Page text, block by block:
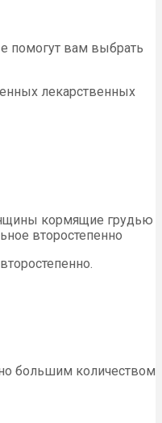
помогут вам выбрать
лекарственных
кормящие грудью
второстепенно
большим количеством